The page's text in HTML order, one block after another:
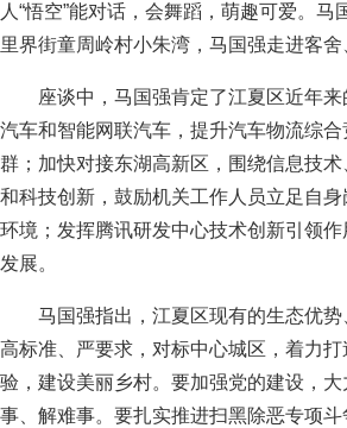
人“悟空”能对话，会舞蹈，萌趣可爱。
里界街童周岭村小朱湾，马国强走进客
座谈中，马国强肯定了江夏区近年来
汽车和智能网联汽车，提升汽车物流综
群；加快对接东湖高新区，围绕信息技
和科技创新，鼓励机关工作人员立足自
环境；发挥腾讯研发中心技术创新引领
发展。
马国强指出，江夏区现有的生态优势
高标准、严要求，对标中心城区，着力
验，建设美丽乡村。要加强党的建设，
事、解难事。要扎实推进扫黑除恶专项